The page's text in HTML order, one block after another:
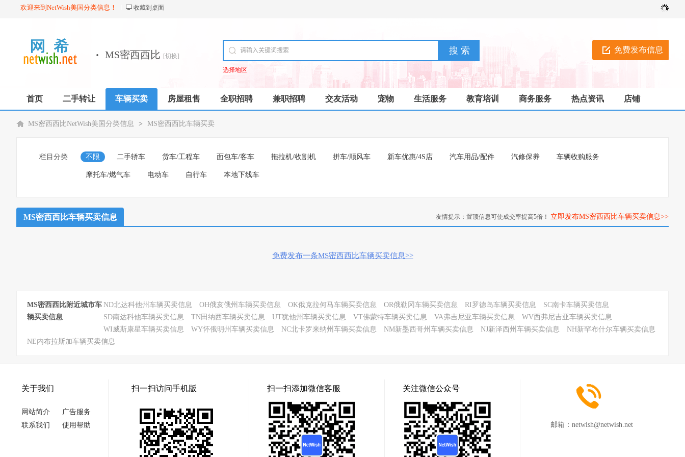
欢迎来到NetWish美国分类信息！ 收藏到桌面
免费发布信息
· MS密西西比 [切换]
选择地区
首页 二手转让 车辆买卖 房屋租售 全职招聘 兼职招聘 交友活动 宠物 生活服务 教育培训 商务服务 热点资讯 店铺
MS密西西比NetWish美国分类信息 > MS密西西比车辆买卖
栏目分类 不限 二手轿车 货车/工程车 面包车/客车 拖拉机/收割机 拼车/顺风车 新车优惠/4S店 汽车用品/配件 汽修保养 车辆收购服务
摩托车/燃气车 电动车 自行车 本地下线车
MS密西西比车辆买卖信息 友情提示：置顶信息可使成交率提高5倍！ 立即发布MS密西西比车辆买卖信息>>
免费发布一条MS密西西比车辆买卖信息>>
MS密西西比附近城市车
辆买卖信息
ND北达科他州车辆买卖信息 OH俄亥俄州车辆买卖信息 OK俄克拉何马车辆买卖信息 OR俄勒冈车辆买卖信息 RI罗德岛车辆买卖信息
SC南卡车辆买卖信息
SD南达科他车辆买卖信息
TN田纳西车辆买卖信息 UT犹他州车辆买卖信息 VT佛蒙特车辆买卖信息 VA弗吉尼亚车辆买卖信息
WV西弗尼吉亚车辆买卖信息
WI威斯康星车辆买卖信息
WY怀俄明州车辆买卖信息 NC北卡罗来纳州车辆买卖信息 NM新墨西哥州车辆买卖信息 NJ新泽西州车辆买卖信息
NH新罕布什尔车辆买卖信息
NE内布拉斯加车辆买卖信息
关于我们
网站简介
广告服务
联系我们
使用帮助
扫一扫访问手机版 扫一扫添加微信客服 关注微信公众号
邮箱： netwish@netwish.net